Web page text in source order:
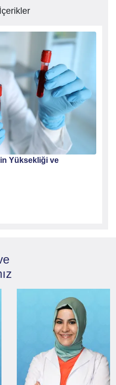
Yüksekliği ve